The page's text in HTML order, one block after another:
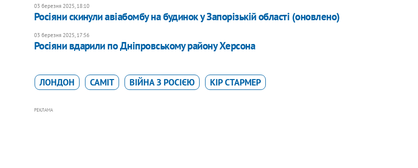
03 березня 2025, 18:10
Росіяни скинули авіабомбу на будинок у Запорізькій області (оновлено)
03 березня 2025, 17:56
Росіяни вдарили по Дніпровському району Херсона
ЛОНДОН САМІТ ВІЙНА З РОСІЄЮ КІР СТАРМЕР
РЕКЛАМА